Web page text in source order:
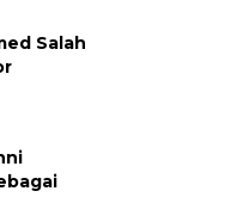
Salah